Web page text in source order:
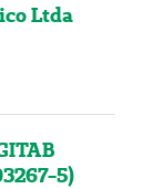
Ltda
5)